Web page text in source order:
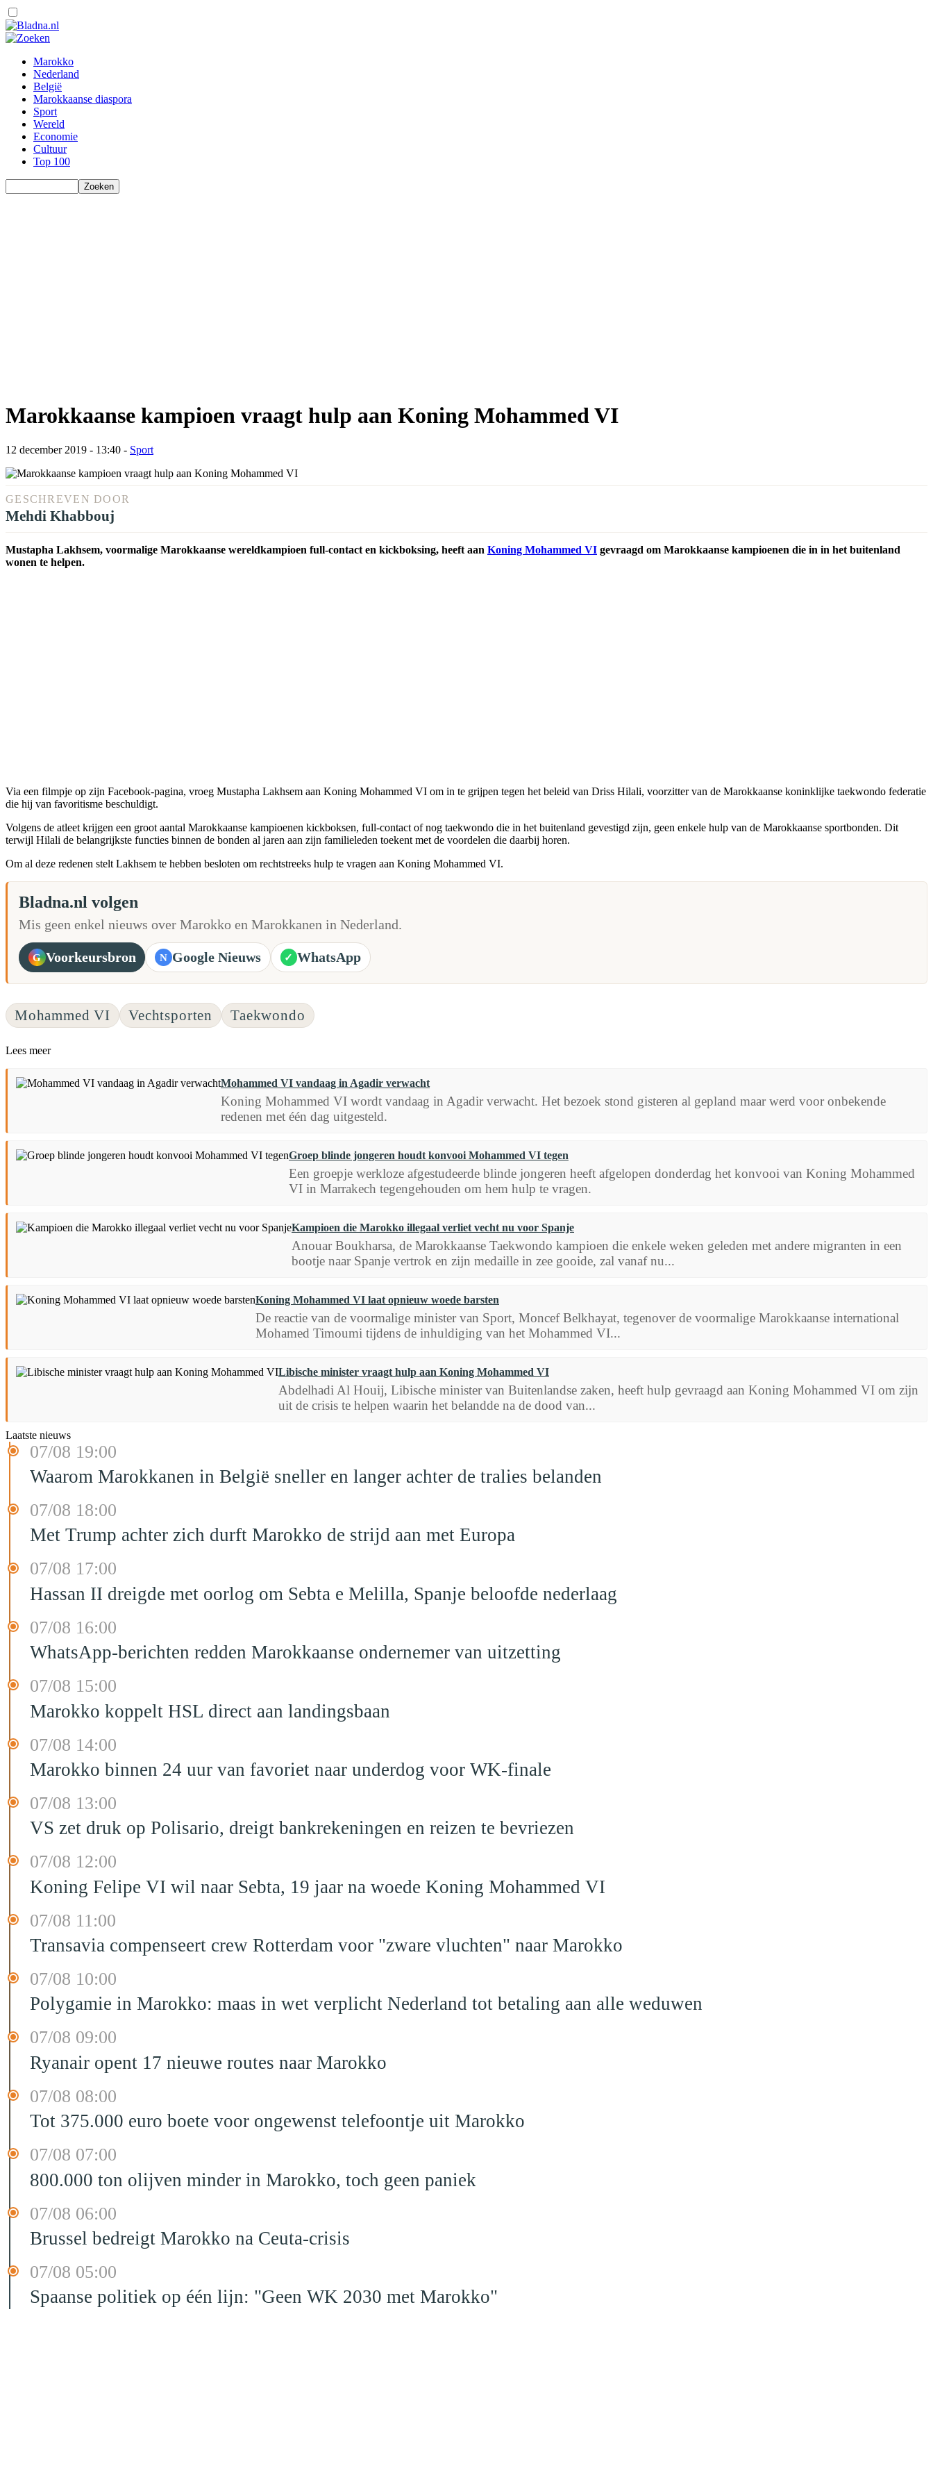
Marokko
Nederland
België
Marokkaanse diaspora
Sport
Wereld
Economie
Cultuur
Top 100
Marokkaanse kampioen vraagt hulp aan Koning Mohammed VI
12 december 2019 - 13:40 - Sport
GESCHREVEN DOOR
Mehdi Khabbouj
Mustapha Lakhsem, voormalige Marokkaanse wereldkampioen full-contact en kickboksing, heeft aan Koning Mohammed VI gevraagd om Marokkaanse kampioenen die in in het buitenland
wonen te helpen.
Via een filmpje op zijn Facebook-pagina, vroeg Mustapha Lakhsem aan Koning Mohammed VI om in te grijpen tegen het beleid van Driss Hilali, voorzitter van de Marokkaanse koninklijke taekwondo federatie
die hij van favoritisme beschuldigt.
Volgens de atleet krijgen een groot aantal Marokkaanse kampioenen kickboksen, full-contact of nog taekwondo die in het buitenland gevestigd zijn, geen enkele hulp van de Marokkaanse sportbonden. Dit
terwijl Hilali de belangrijkste functies binnen de bonden al jaren aan zijn familieleden toekent met de voordelen die daarbij horen.
Om al deze redenen stelt Lakhsem te hebben besloten om rechtstreeks hulp te vragen aan Koning Mohammed VI.
Bladna.nl volgen
Mis geen enkel nieuws over Marokko en Marokkanen in Nederland.
G Voorkeursbron N Google Nieuws ✓ WhatsApp
Mohammed VI Vechtsporten Taekwondo
Lees meer
Mohammed VI vandaag in Agadir verwacht
Koning Mohammed VI wordt vandaag in Agadir verwacht. Het bezoek stond gisteren al gepland maar werd voor onbekende
redenen met één dag uitgesteld.
Groep blinde jongeren houdt konvooi Mohammed VI tegen
Een groepje werkloze afgestudeerde blinde jongeren heeft afgelopen donderdag het konvooi van Koning Mohammed
VI in Marrakech tegengehouden om hem hulp te vragen.
Kampioen die Marokko illegaal verliet vecht nu voor Spanje
Anouar Boukharsa, de Marokkaanse Taekwondo kampioen die enkele weken geleden met andere migranten in een
bootje naar Spanje vertrok en zijn medaille in zee gooide, zal vanaf nu...
Koning Mohammed VI laat opnieuw woede barsten
De reactie van de voormalige minister van Sport, Moncef Belkhayat, tegenover de voormalige Marokkaanse international
Mohamed Timoumi tijdens de inhuldiging van het Mohammed VI...
Libische minister vraagt hulp aan Koning Mohammed VI
Abdelhadi Al Houij, Libische minister van Buitenlandse zaken, heeft hulp gevraagd aan Koning Mohammed VI om zijn
uit de crisis te helpen waarin het belandde na de dood van...
Laatste nieuws
07/08 19:00
Waarom Marokkanen in België sneller en langer achter de tralies belanden
07/08 18:00
Met Trump achter zich durft Marokko de strijd aan met Europa
07/08 17:00
Hassan II dreigde met oorlog om Sebta e Melilla, Spanje beloofde nederlaag
07/08 16:00
WhatsApp-berichten redden Marokkaanse ondernemer van uitzetting
07/08 15:00
Marokko koppelt HSL direct aan landingsbaan
07/08 14:00
Marokko binnen 24 uur van favoriet naar underdog voor WK-finale
07/08 13:00
VS zet druk op Polisario, dreigt bankrekeningen en reizen te bevriezen
07/08 12:00
Koning Felipe VI wil naar Sebta, 19 jaar na woede Koning Mohammed VI
07/08 11:00
Transavia compenseert crew Rotterdam voor "zware vluchten" naar Marokko
07/08 10:00
Polygamie in Marokko: maas in wet verplicht Nederland tot betaling aan alle weduwen
07/08 09:00
Ryanair opent 17 nieuwe routes naar Marokko
07/08 08:00
Tot 375.000 euro boete voor ongewenst telefoontje uit Marokko
07/08 07:00
800.000 ton olijven minder in Marokko, toch geen paniek
07/08 06:00
Brussel bedreigt Marokko na Ceuta-crisis
07/08 05:00
Spaanse politiek op één lijn: "Geen WK 2030 met Marokko"